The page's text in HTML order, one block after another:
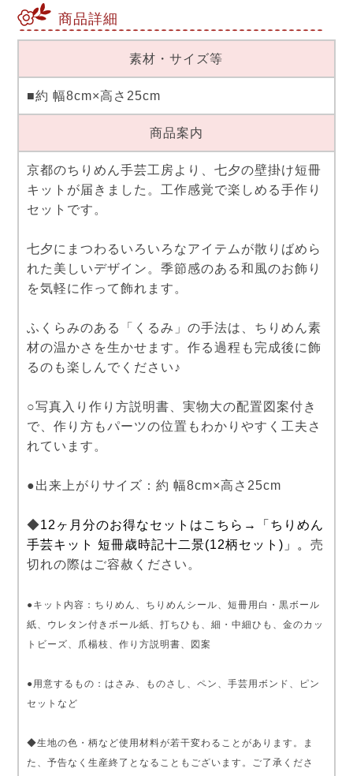
商品詳細
素材・サイズ等
■約 幅8cm×高さ25cm
商品案内
京都のちりめん手芸工房より、七夕の壁掛け短冊
キットが届きました。工作感覚で楽しめる手作り
セットです。
七夕にまつわるいろいろなアイテムが散りばめら
れた美しいデザイン。季節感のある和風のお飾り
を気軽に作って飾れます。
ふくらみのある「くるみ」の手法は、ちりめん素
材の温かさを生かせます。作る過程も完成後に飾
るのも楽しんでください♪
○写真入り作り方説明書、実物大の配置図案付き
で、作り方もパーツの位置もわかりやすく工夫さ
れています。
●出来上がりサイズ：約 幅8cm×高さ25cm
◆12ヶ月分のお得なセットはこちら→「ちりめん
手芸キット 短冊歳時記十二景(12柄セット)」。 売
切れの際はご容赦ください。
●キット内容：ちりめん、ちりめんシール、短冊用白・黒ボール
紙、ウレタン付きボール紙、打ちひも、細・中細ひも、金のカッ
トビーズ、爪楊枝、作り方説明書、図案
●用意するもの：はさみ、ものさし、ペン、手芸用ボンド、ピン
セットなど
◆生地の色・柄など使用材料が若干変わることがあります。ま
た、予告なく生産終了となることもございます。ご了承くださ